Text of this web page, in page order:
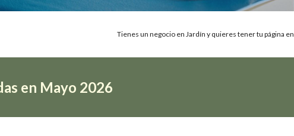
Tienes un negocio en Jardín y quieres tener tu página en
en Mayo 2026